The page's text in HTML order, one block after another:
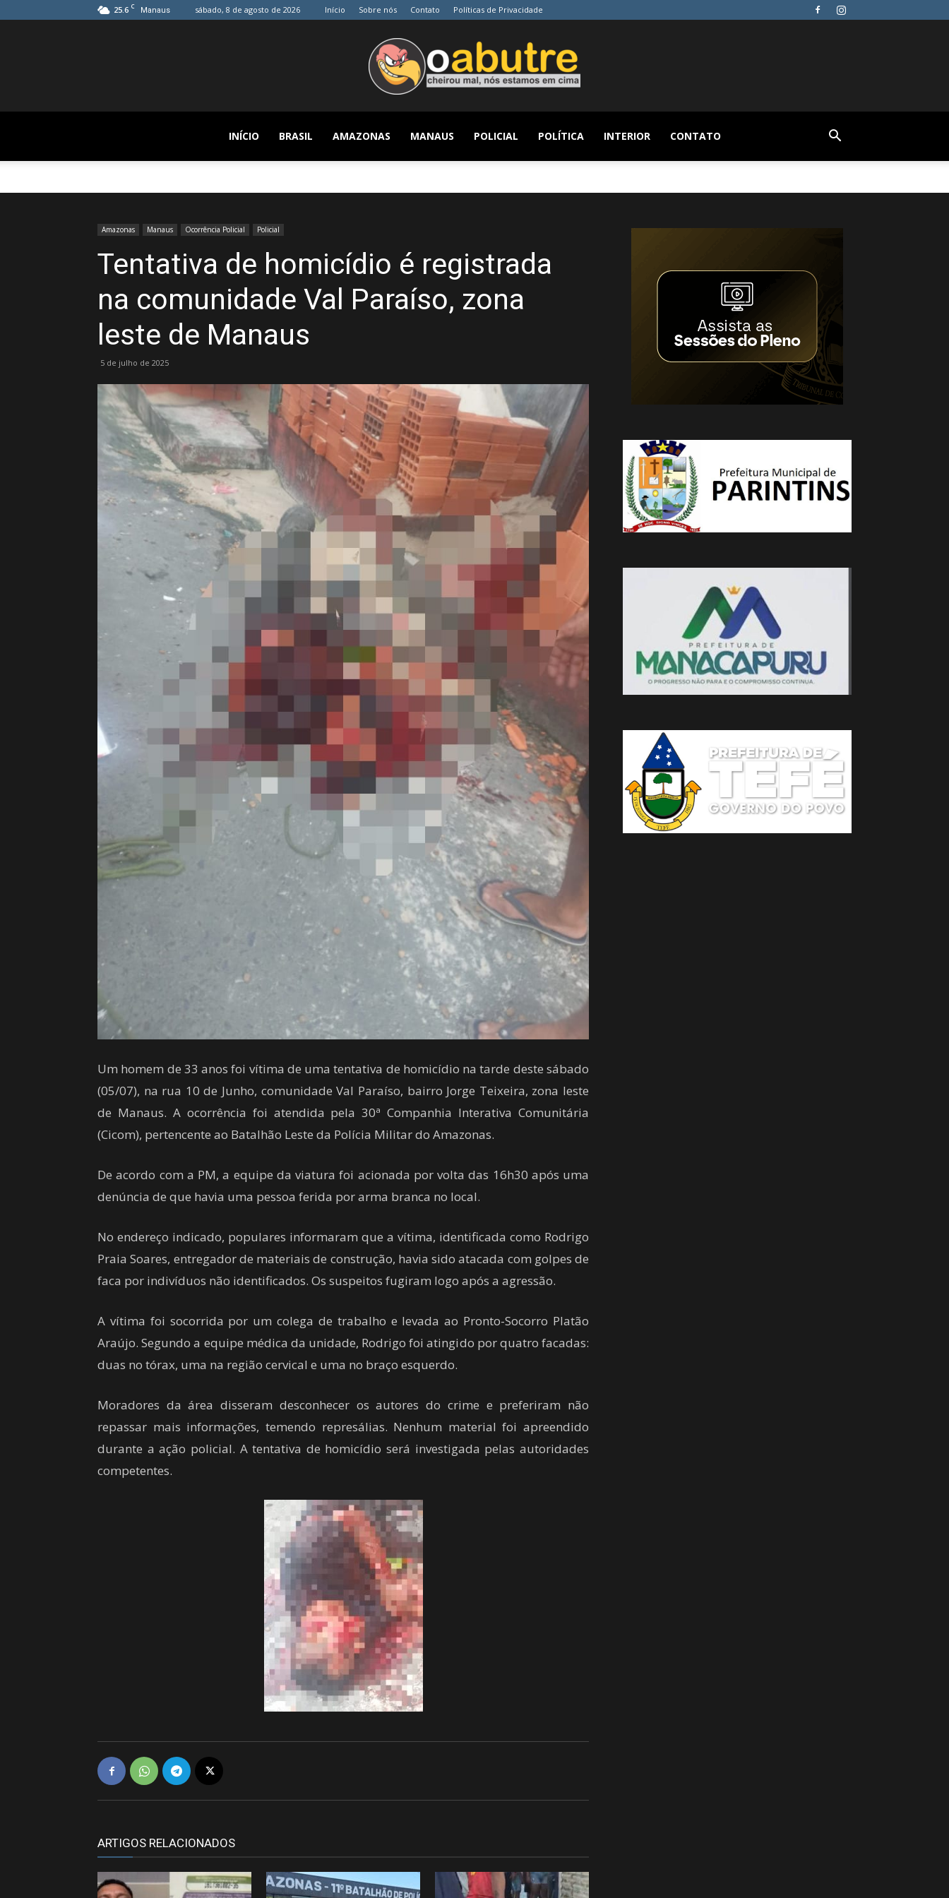
25.6 C Manaus sábado, 8 de agosto de 2026 Início Sobre nós Contato Políticas de Privacidade
O
Notícia
INÍCIO BRASIL AMAZONAS MANAUS POLICIAL POLÍTICA INTERIOR CONTATO
Amazonas Manaus Ocorrência Policial Policial
Tentativa de homicídio é registrada
na comunidade Val Paraíso, zona
leste de Manaus
5 de julho de 2025
Um homem de 33 anos foi vítima de uma tentativa de homicídio na tarde deste sábado
(05/07), na rua 10 de Junho, comunidade Val Paraíso, bairro Jorge Teixeira, zona leste
de Manaus. A ocorrência foi atendida pela 30ª Companhia Interativa Comunitária
(Cicom), pertencente ao Batalhão Leste da Polícia Militar do Amazonas.
De acordo com a PM, a equipe da viatura foi acionada por volta das 16h30 após uma
denúncia de que havia uma pessoa ferida por arma branca no local.
No endereço indicado, populares informaram que a vítima, identificada como Rodrigo
Praia Soares, entregador de materiais de construção, havia sido atacada com golpes de
faca por indivíduos não identificados. Os suspeitos fugiram logo após a agressão.
A vítima foi socorrida por um colega de trabalho e levada ao Pronto-Socorro Platão
Araújo. Segundo a equipe médica da unidade, Rodrigo foi atingido por quatro facadas:
duas no tórax, uma na região cervical e uma no braço esquerdo.
Moradores da área disseram desconhecer os autores do crime e preferiram não
repassar mais informações, temendo represálias. Nenhum material foi apreendido
durante a ação policial. A tentativa de homicídio será investigada pelas autoridades
competentes.
ARTIGOS RELACIONADOS